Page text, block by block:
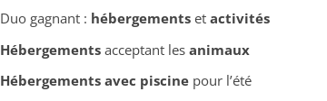
Duo gagnant : hébergementset activités
Hébergementsacceptant les animaux
Hébergements avec piscinepour l’été